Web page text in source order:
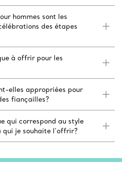
hommes sont les
des étapes
à offrir pour les
elles appropriées pour
fiançailles?
qui correspond au style
qui je souhaite l’offrir?